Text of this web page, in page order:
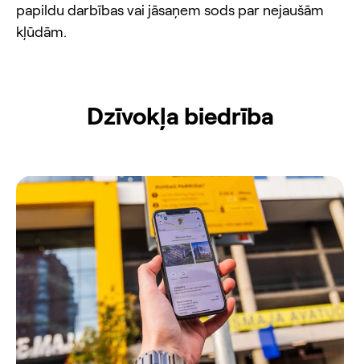
papildu darbības vai jāsaņem sods par nejaušām
kļūdām.
Dzīvokļa biedrība